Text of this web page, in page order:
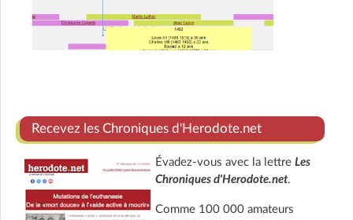
Recevez les Chroniques d'Herodote.net
Évadez-vous avec la lettre Les
Chroniques d'Herodote.net.
Comme 100 000 amateurs